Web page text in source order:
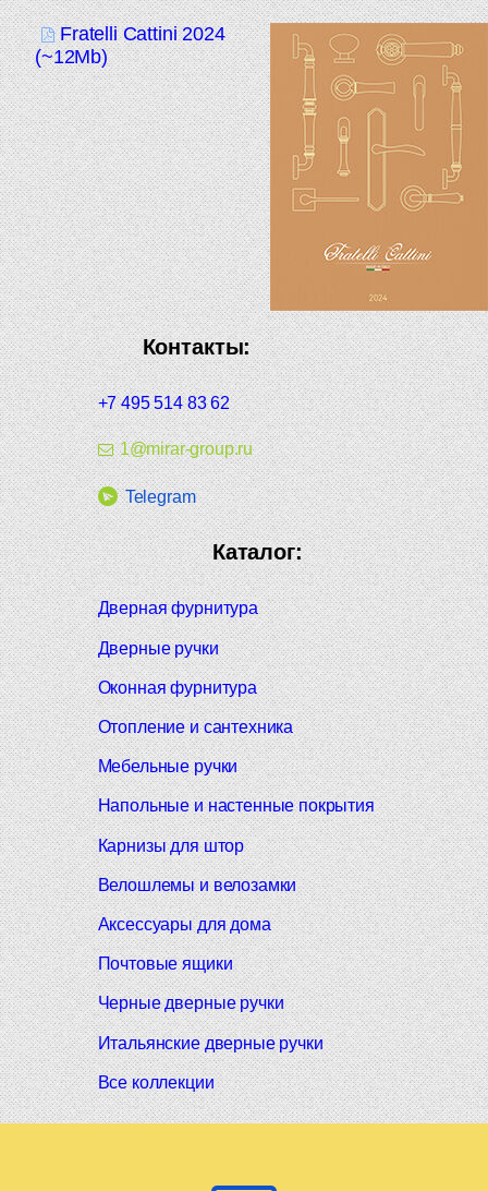
Fratelli Cattini 2024
(~12Mb)
Контакты:
+7 495 514 83 62
1@mirar-group.ru
Telegram
Каталог:
Дверная фурнитура
Дверные ручки
Оконная фурнитура
Отопление и сантехника
Мебельные ручки
Напольные и настенные покрытия
Карнизы для штор
Велошлемы и велозамки
Аксессуары для дома
Почтовые ящики
Черные дверные ручки
Итальянские дверные ручки
Все коллекции